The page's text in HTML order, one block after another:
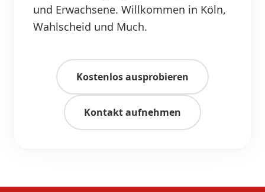
und Erwachsene. Willkommen in Köln,
Wahlscheid und Much.
Kostenlos ausprobieren
Kontakt aufnehmen